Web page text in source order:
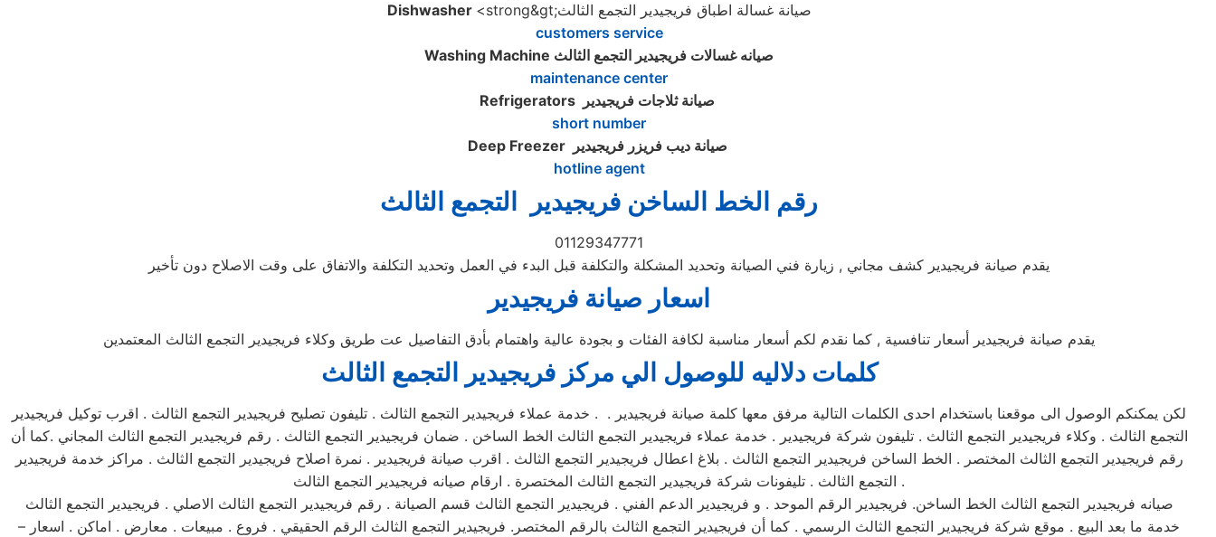
Dishwasher
<strong&gt;صيانة غسالة اطباق فريجيدير التجمع الثالث
customers service
Washing Machine صيانه غسالات فريجيدير التجمع الثالث
maintenance center
Refrigerators
short number
Deep Freezer
hotline agent
رقم الخط الساخن فريجيدير التجمع الثالث
01129347771
يقدم صيانة فريجيدير كشف مجاني , زيارة فني الصيانة وتحديد المشكلة والتكلفة قبل البدء في العمل وتحديد التكلفة والاتفاق على وقت الاصلاح دون تأخير
اسعار صيانة فريجيدير
يقدم صيانة فريجيدير أسعار تنافسية , كما نقدم لكم أسعار مناسبة لكافة الفئات و بجودة عالية واهتمام بأدق التفاصيل عت طريق وكلاء فريجيدير التجمع الثالث المعتمدين
كلمات دلاليه للوصول الي مركزفريجيدير التجمع الثالث
لكن يمكنكم الوصول الى موقعنا باستخدام احدى الكلمات التالية مرفق معها كلمة صيانة فريجيدير . . خدمة عملاء فريجيدير التجمع الثالث . تليفون تصليح فريجيدير التجمع الثالث . اقرب توكيل فريجيدير
التجمع الثالث . وكلاء فريجيدير التجمع الثالث . تليفون شركة فريجيدير . خدمة عملاء فريجيدير التجمع الثالث الخط الساخن . ضمان فريجيدير التجمع الثالث . رقم فريجيدير التجمع الثالث المجاني .كما أن
رقم فريجيدير التجمع الثالث المختصر . الخط الساخن فريجيدير التجمع الثالث . بلاغ اعطال فريجيدير التجمع الثالث . اقرب صيانة فريجيدير . نمرة اصلاح فريجيدير التجمع الثالث . مراكز خدمة فريجيدير
التجمع الثالث . تليفونات شركة فريجيدير التجمع الثالث المختصرة . ارقام صيانه فريجيدير التجمع الثالث .
صيانه فريجيدير التجمع الثالث الخط الساخن. فريجيدير الرقم الموحد . و فريجيدير الدعم الفني . فريجيدير التجمع الثالث قسم الصيانة . رقم فريجيدير التجمع الثالث الاصلي . فريجيدير التجمع الثالث
خدمة ما بعد البيع . موقع شركة فريجيدير التجمع الثالث الرسمي . كما أن فريجيدير التجمع الثالث بالرقم المختصر. فريجيدير التجمع الثالث الرقم الحقيقي . فروع . مبيعات . معارض . اماكن . اسعار –